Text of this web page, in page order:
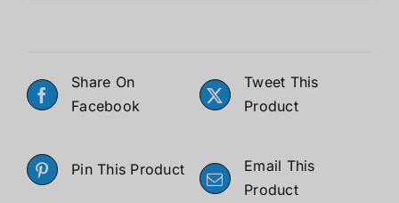
Share On
Facebook
Tweet This
Product
Pin This Product
Email This
Product